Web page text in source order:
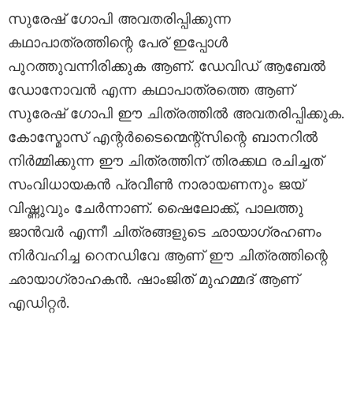
സുരേഷ് ഗോപി അവതരിപ്പിക്കുന്ന
കഥാപാത്രത്തിന്റെ പേര് ഇപ്പോൾ
പുറത്തുവന്നിരിക്കുക ആണ്. ഡേവിഡ് ആബേൽ
ഡോനോവൻ എന്ന കഥാപാത്രത്തെ ആണ്
സുരേഷ് ഗോപി ഈ ചിത്രത്തിൽ അവതരിപ്പിക്കുക.
കോസ്മോസ് എന്റർടൈന്മെന്റ്സിന്റെ ബാനറിൽ
നിർമ്മിക്കുന്ന ഈ ചിത്രത്തിന് തിരക്കഥ രചിച്ചത്
സംവിധായകൻ പ്രവീൺ നാരായണനും ജയ്
വിഷ്ണുവും ചേർന്നാണ്. ഷൈലോക്ക്, പാലത്തു
ജാൻവർ എന്നീ ചിത്രങ്ങളുടെ ഛായാഗ്രഹണം
നിർവഹിച്ച റെനഡിവേ ആണ് ഈ ചിത്രത്തിന്റെ
ഛായാഗ്രാഹകൻ. ഷാംജിത് മുഹമ്മദ് ആണ്
എഡിറ്റർ.